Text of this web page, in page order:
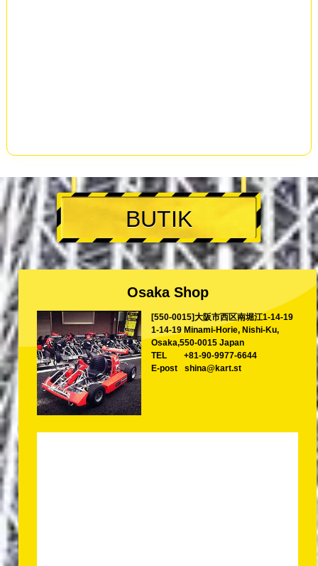
BUTIK
Osaka Shop
[550-0015]大阪市西区南堀江1-14-19
1-14-19 Minami-Horie, Nishi-Ku,
Osaka,550-0015 Japan
TEL
+81-90-9977-6644
E-post
shina@kart.st